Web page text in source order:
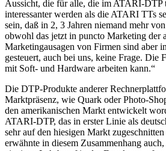
Aussicht, die für alle, die im ATARI-DTP
interessanter werden als die ATARI TTs
sein, daß in 2, 3 Jahren niemand mehr
obwohl das jetzt in puncto Marketing der
Marketingausagen von Firmen sind aber
gesteuert, auch bei uns, keine Frage.
mit Soft- und Hardware arbeiten kann.“
Die DTP-Produkte anderer
Marktpräsenz, wie Quark oder Photo-
den amerikanischen Markt entwickelt
ATARI-DTP, das in erster Linie als
sehr auf den hiesigen Markt
erwähnte in diesem Zusammenhang